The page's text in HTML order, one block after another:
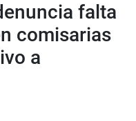
falta
comisarias
a